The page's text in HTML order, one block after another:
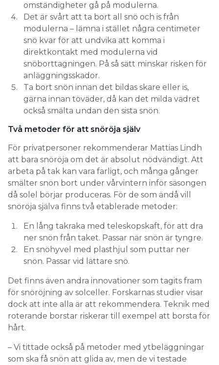
omständigheter gå på modulerna.
Det är svårt att ta bort all snö och is från
modulerna – lämna i stället några centimeter
snö kvar för att undvika att komma i
direktkontakt med modulerna vid
snöborttagningen. På så sätt minskar risken för
anläggningsskador.
Ta bort snön innan det bildas skare eller is,
gärna innan töväder, då kan det milda vädret
också smälta undan den sista snön.
Två metoder för att snöröja själv
För privatpersoner rekommenderar Mattias Lindh
att bara snöröja om det är absolut nödvändigt. Att
arbeta på tak kan vara farligt, och många gånger
smälter snön bort under vårvintern inför säsongen
då solel börjar produceras. För de som ändå vill
snöröja själva finns två etablerade metoder:
En lång takraka med teleskopskaft, för att dra
ner snön från taket. Passar när snön är tyngre.
En snöhyvel med plasthjul som puttar ner
snön. Passar vid lättare snö.
Det finns även andra innovationer som tagits fram
för snöröjning av solceller. Forskarnas studier visar
dock att inte alla är att rekommendera. Teknik med
roterande borstar riskerar till exempel att borsta för
hårt.
– Vi tittade också på metoder med ytbeläggningar
som ska få snön att glida av, men de vi testade